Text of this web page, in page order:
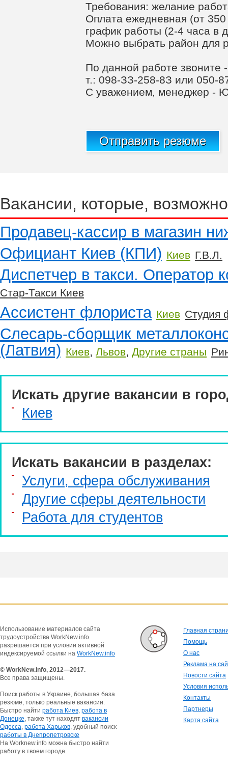
Требования: желание
Оплата ежедневная (от
график работы (2-4 часа в
Можно выбрать район для
По данной работе звоните
т.: 098-ЗЗ-258-8З или 050-
С уважением, менеджер -
Отправить резюме
Вакансии, которые,
Продавец-кассир в магазин
Официант Киев (КПИ) Киев Г.В.Л.
Диспетчер в такси. Оператор
Стар-Такси Киев
Ассистент флориста Киев Студия
Слесарь-сборщик
(Латвия) Киев, Львов, Другие страны
Искать другие вакансии в
Киев
Искать вакансии в разделах:
Услуги, cфера обслуживания
Другие сферы деятельности
Работа для студентов
Использование материалов сайта
трудоустройства WorkNew.info
разрешается при условии активной
индексируемой ссылки на WorkNew.info
© WorkNew.info, 2012—2017.
Все права защищены.
Поиск работы в Украине, большая база
резюме, только реальные вакансии.
Быстро найти работа Киев, работа в
Донецке, также тут находят вакансии
Одесса, работа Харьков, удобный поиск
работы в Днепропетровске
На Worknew.info можна быстро найти
работу в твоем городе.
Главная
Помощь
О нас
Реклама на
Новости сайта
Условия
Контакты
Партнеры
Карта сайта